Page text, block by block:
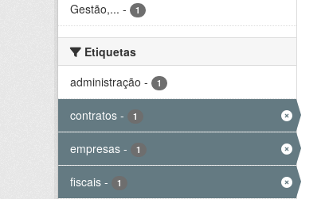
Gestão,... - 1
Etiquetas
administração - 1
contratos - 1
empresas - 1
fiscais - 1